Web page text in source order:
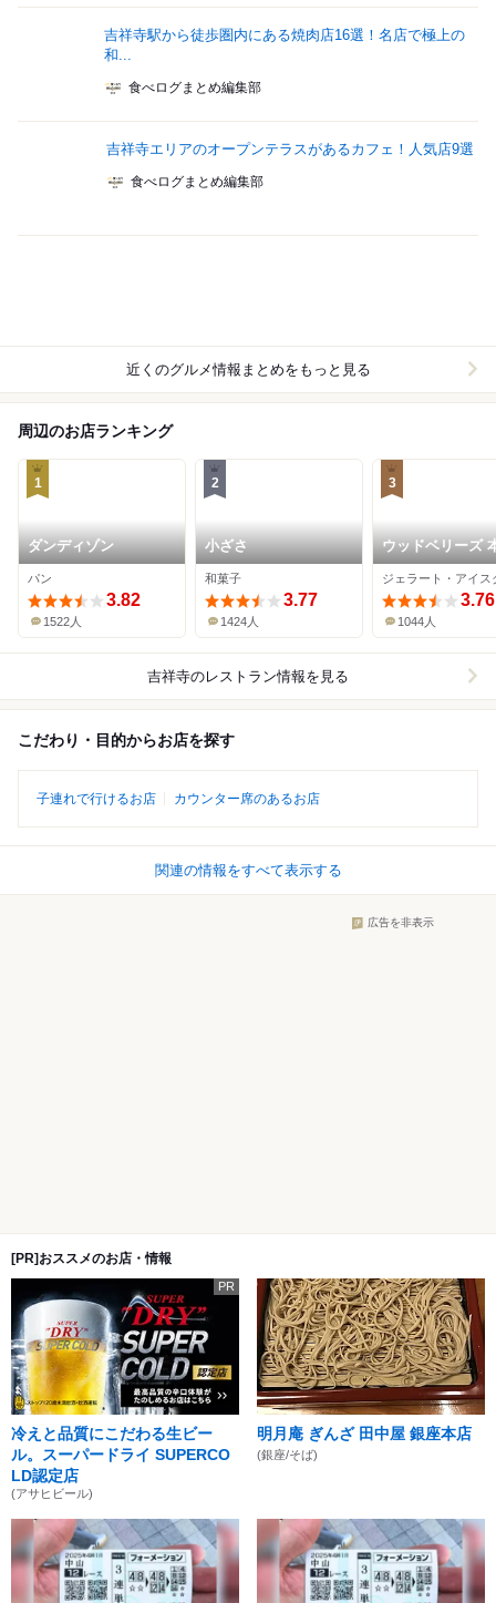
吉祥寺駅から徒歩圏内にある焼肉店16選！名店で極上の
和...
食べログまとめ編集部
吉祥寺エリアのオープンテラスがあるカフェ！人気店9選
食べログまとめ編集部
近くのグルメ情報まとめをもっと見る
周辺のお店ランキング
1
ダンディゾン
パン
3.82
1522人
2
小ざさ
和菓子
3.77
1424人
3
ウッドベリーズ
3.76
1044人
吉祥寺のレストラン情報を見る
こだわり・目的からお店を探す
子連れで行けるお店 カウンター席のあるお店
関連の情報をすべて表示する
広告を非表示
[PR]おススメのお店・情報
PR
冷えと品質にこだわる生ビー
ル。スーパードライ SUPERCO
LD認定店
(アサヒビール)
明月庵 ぎんざ 田中屋 銀座本店
(銀座/そば)